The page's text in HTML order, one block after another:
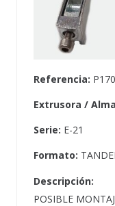
Referencia:
Extrusora /
Serie: E-21
Formato:
Descripción:
POSIBLE